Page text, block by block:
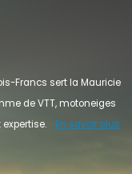
Francs sert la Mauricie
de VTT, motoneiges
En savoir plus